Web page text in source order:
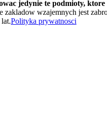
jedynie te podmioty,
zakladow wzajemnych jest
Polityka prywatnosci